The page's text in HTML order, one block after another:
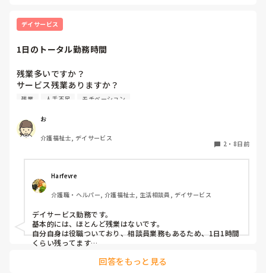
生にひな祭り、端午の節句やろうぜ！！って、ならないよね？
やるとしたら、子供、高齢者施設位じゃない？？
はしゃいでる時点で、子供っぽいって、思いません？
と思います。
大人っぽいにこだわり持ち過ぎて、楽しく無いならやらなくて
そこに、こだわり持てば、迷走するでしょうね。　大人っぽい
にこだわるのは、第3者であって、当事者は、そこにこだわり
持ってる人、何人いてるのかな？私も、同じ悩み持ってました
ん。が、私の行き着いた結果です。
それ見て言うのは、客観的に見てる、第3者か、主宰する側の
意見や印象の問題であって、当事者はそこにこだわる？？
んね。
施設で働いていると管理者になるので自分の施設では馴染みの
しく説明出来ず、すみません。お役に立てたら幸いです。
デイサービス
1日のトータル勤務時間
残業多いですか？
サービス残業ありますか？
1日に何時間くらい働いていますか？
残業 人手不足 モチベーション
お
介護福祉士, デイサービス
2 ・ 8日前
Harfevre
介護職・ヘルパー, 介護福祉士, 生活相談員, デイサービス
デイサービス勤務です。
基本的には、ほとんど残業はないです。
自分自身は役職ついており、相談員業務もあるため、1日1時間
くらい残ってます…
回答をもっと見る